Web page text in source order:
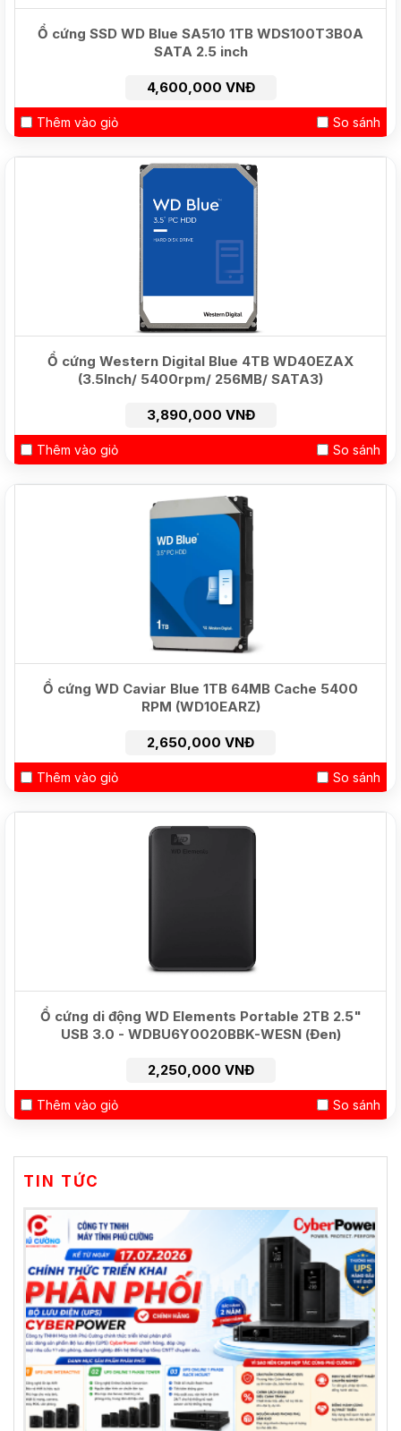
Ổ cứng SSD WD Blue SA510 1TB WDS100T3B0A
SATA 2.5 inch
4,600,000 VNĐ
Thêm vào giỏ So sánh
Ổ cứng Western Digital Blue 4TB WD40EZAX
(3.5Inch/ 5400rpm/ 256MB/ SATA3)
3,890,000 VNĐ
Thêm vào giỏ So sánh
Ổ cứng WD Caviar Blue 1TB 64MB Cache 5400
RPM (WD10EARZ)
2,650,000 VNĐ
Thêm vào giỏ So sánh
Ổ cứng di động WD Elements Portable 2TB 2.5"
USB 3.0 - WDBU6Y0020BBK-WESN (Đen)
2,250,000 VNĐ
Thêm vào giỏ So sánh
TIN TỨC